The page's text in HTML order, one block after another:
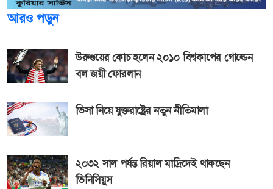
আরও পড়ুন
উরুগুয়ের কোচ হলেন ২০১০ বিশ্বকাপের গোল্ডেন
বল জয়ী ফোরলান
ভিসা নিয়ে যুক্তরাষ্ট্রের নতুন নীতিমালা
২০৩২ সাল পর্যন্ত রিয়াল মাদ্রিদেই থাকছেন
ভিনিসিয়ুস